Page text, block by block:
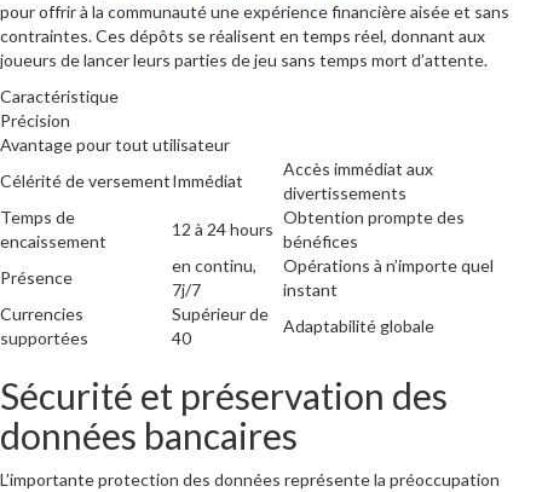
pour offrir à la communauté une expérience financière aisée et sans
contraintes. Ces dépôts se réalisent en temps réel, donnant aux
joueurs de lancer leurs parties de jeu sans temps mort d’attente.
Caractéristique
Précision
Avantage pour tout utilisateur
Célérité de versementImmédiat
Accès immédiat aux
divertissements
Temps de
encaissement
12 à 24 hours
Obtention prompte des
bénéfices
Présence
en continu,
7j/7
Opérations à n’importe quel
instant
Currencies
supportées
Supérieur de
40
Adaptabilité globale
Sécurité et préservation des
données bancaires
L’importante protection des données représente la préoccupation